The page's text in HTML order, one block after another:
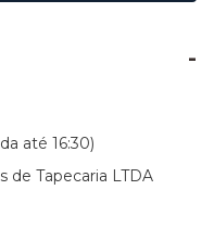
até 16:30)
de Tapecaria LTDA